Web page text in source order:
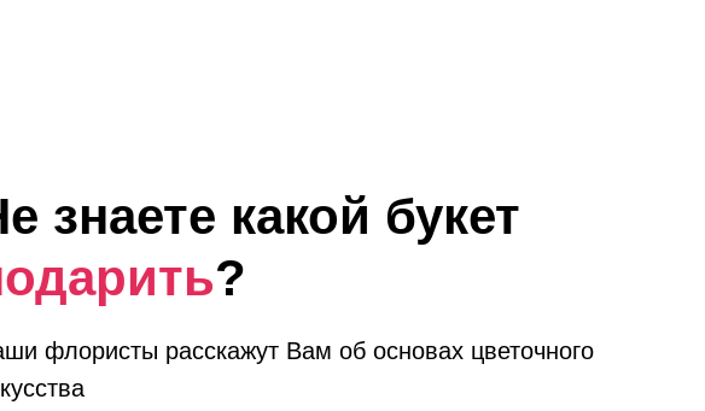
знаете какой букет
?
флористы расскажут Вам об основах цветочного